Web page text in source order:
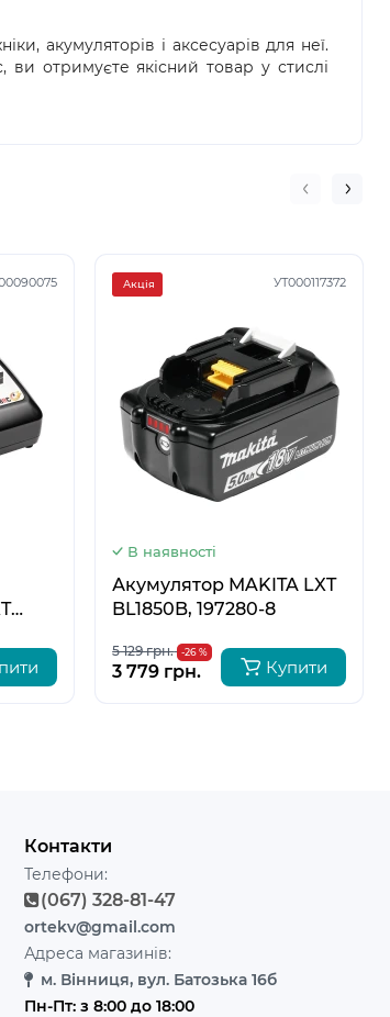
акумуляторів і аксесуарів для неї.
отримуєте якісний товар у стислі
УТ000117372
Акція
В наявності
Акумулятор MAKITA LXT
BL1850B, 197280-8
5 129 грн. -26 %
3 779 грн. Купити
Контакти
Телефони:
(067) 328-81-47
ortekv@gmail.com
Адреса магазинів:
м. Вінниця, вул. Батозька 16б
Пн-Пт: з 8:00 до 18:00